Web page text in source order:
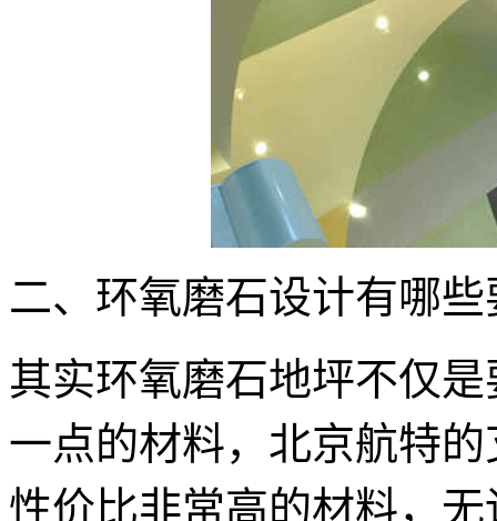
二、环氧磨石设计有哪些
其实环氧磨石地坪不仅
一点的材料，北京航特
性价比非常高的材料，